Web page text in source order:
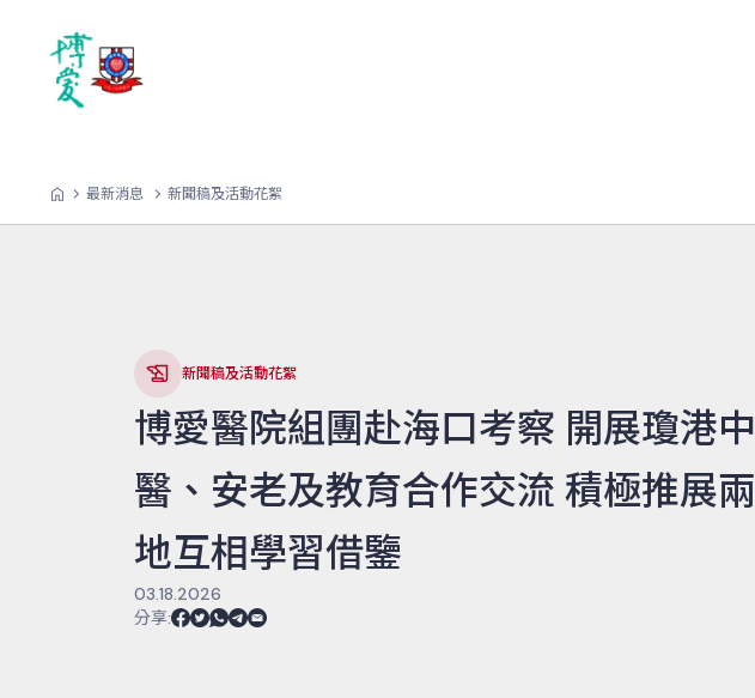
最新消息 新聞稿及活動花絮
新聞稿及活動花絮
博愛醫院組團赴海口考察 開展瓊港中
醫、安老及教育合作交流 積極推展兩
地互相學習借鑒
03.18.2026
分享: